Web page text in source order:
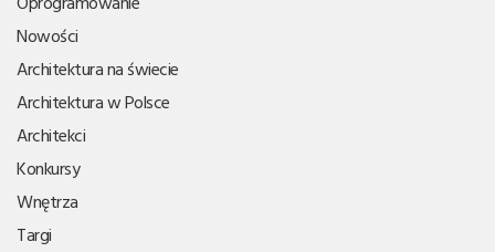
Nowości
Architektura na świecie
Architektura w Polsce
Architekci
Konkursy
Wnętrza
Targi